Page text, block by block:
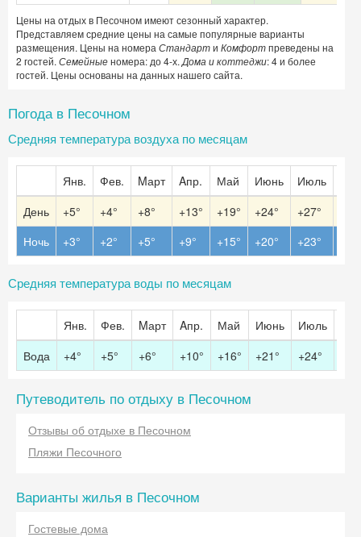
Цены на отдых в Песочном имеют сезонный характер.
Представляем средние цены на самые популярные варианты
размещения. Цены на номера Стандарти Комфортпреведены на
2 гостей. Семейныеномера: до 4-х. Дома и коттеджи: 4 и более
гостей. Цены основаны на данных нашего сайта.
Погода в Песочном
Средняя температура воздуха по месяцам
Янв. Фев. Mарт Aпр. Май Июнь Июль
День
+5° +4° +8° +13° +19° +24° +27°
Ночь
+3° +2° +5° +9° +15° +20° +23°
Средняя температура воды по месяцам
Янв. Фев. Mарт Aпр. Май Июнь Июль
Вода
+4° +5° +6° +10° +16° +21° +24°
Путеводитель по отдыху в Песочном
Отзывы об отдыхе в Песочном
Пляжи Песочного
Варианты жилья в Песочном
Гостевые дома